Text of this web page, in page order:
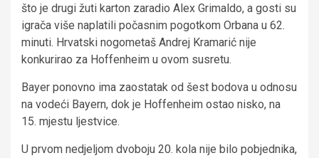
što je drugi žuti karton zaradio Alex Grimaldo, a gosti su
igrača više naplatili počasnim pogotkom Orbana u 62.
minuti. Hrvatski nogometaš Andrej Kramarić nije
konkurirao za Hoffenheim u ovom susretu.
Bayer ponovno ima zaostatak od šest bodova u odnosu
na vodeći Bayern, dok je Hoffenheim ostao nisko, na
15. mjestu ljestvice.
U prvom nedjeljom dvoboju 20. kola nije bilo pobjednika,